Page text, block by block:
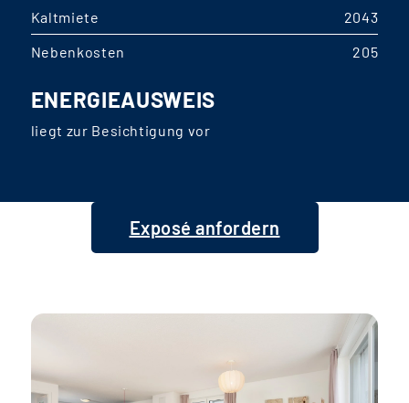
Kaltmiete
2043
Nebenkosten
205
ENERGIEAUSWEIS
liegt zur Besichtigung vor
Exposé anfordern